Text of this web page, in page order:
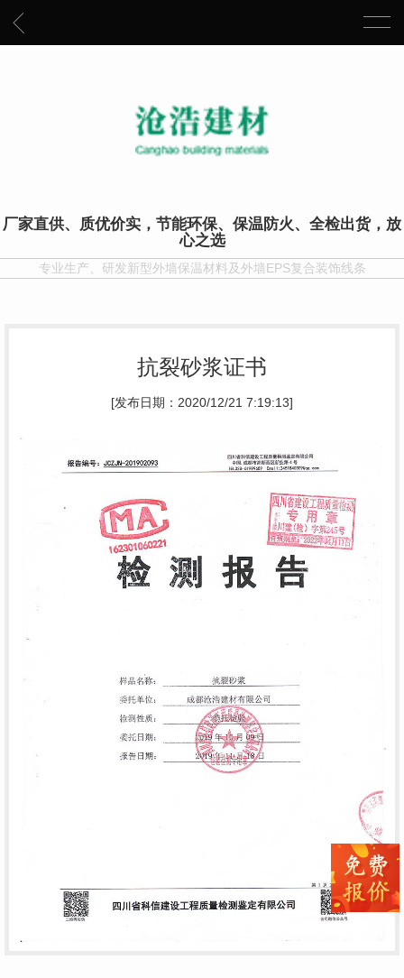
厂家直供、质优价实，节能环保、保温防火、全检出货，放
心之选
专业生产、研发新型外墙保温材料及外墙EPS复合装饰线条
抗裂砂浆证书
[发布日期：2020/12/21 7:19:13]